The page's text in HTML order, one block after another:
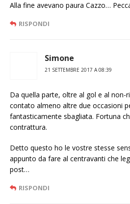
Alla fine avevano paura Cazzo…
RISPONDI
Simone
21 SETTEMBRE 2017 A 08:39
Da quella parte, oltre al gol e al non-
contato almeno altre due occasioni
fantasticamente sbagliata. Fortuna
contrattura.
Detto questo ho le vostre stesse
appunto da fare al centravanti che
post…
RISPONDI